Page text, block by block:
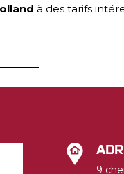
à des tarifs
9